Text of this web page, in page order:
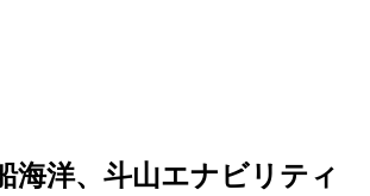
海洋、斗山エナビリティ